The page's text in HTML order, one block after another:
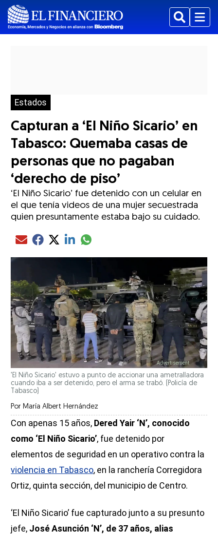
BuscarMenu
Estados
Capturan a ‘El Niño Sicario’ en
Tabasco: Quemaba casas de
personas que no pagaban
‘derecho de piso’
‘El Niño Sicario’ fue detenido con un celular en
el que tenía videos de una mujer secuestrada
quien presuntamente estaba bajo su cuidado.
Compartir el artículo actual mediante Email
Compartir el artículo actual mediante Facebook
Compartir el artículo actual mediante Twitter
Compartir el artículo actual mediante LinkedIn
Compartir el artículo actual mediante
'El Niño Sicario' estuvo a punto de accionar una ametralladora
cuando iba a ser detenido, pero el arma se trabó.
(Policía de
Tabasco)
Por María Albert Hernández
Con apenas 15 años, Dered Yair ‘N’, conocido
como ‘El Niño Sicario’, fue detenido por
elementos de seguridad en un operativo contra la
violencia en Tabasco, en la ranchería Corregidora
Ortiz, quinta sección, del municipio de Centro.
‘El Niño Sicario’ fue capturado junto a su presunto
jefe, José Asunción ‘N’, de 37 años, alias